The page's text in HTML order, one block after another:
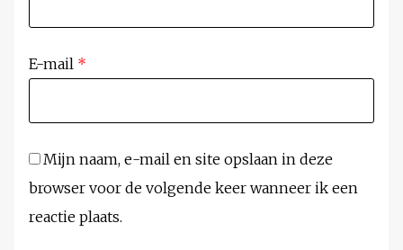
E-mail *
Mijn naam, e-mail en site opslaan in deze
browser voor de volgende keer wanneer ik een
reactie plaats.